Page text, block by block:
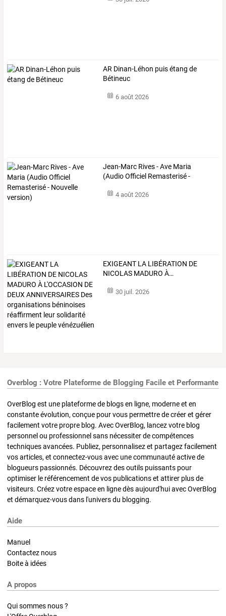
AR Dinan-Léhon puis étang de
Bétineuc
6 août 2026
Jean-Marc Rives-Ave Maria
(AudioOfficiel Remasterisé-
4 août 2026
EXIGEANT LA LIBÉRATION DE
NICOLAS MADURO À…
30 juil. 2026
Overblog : Votre Plateforme de Blogging Facile et Performante
OverBlog est une plateforme de blogs en ligne, moderne et en
constante évolution, conçue pour vous permettre de créer et gérer
facilement votre propre blog. Avec OverBlog, lancez votre blog
personnel ou professionnel sans nécessiter de compétences
techniques avancées. Publiez, personnalisez et partagez facilement
vos articles, et connectez-vous avec une communauté active de
blogueurs passionnés. Découvrez des outils puissants pour
optimiser le référencement de vos publications et attirer plus de
visiteurs. Créez votre espace en ligne dès aujourd'hui avec OverBlog
et démarquez-vous dans l'univers du blogging.
Aide
Manuel
Contactez nous
Boite à idées
A propos
Qui sommes nous ?